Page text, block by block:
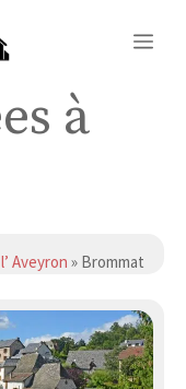
à
Aveyron » Brommat